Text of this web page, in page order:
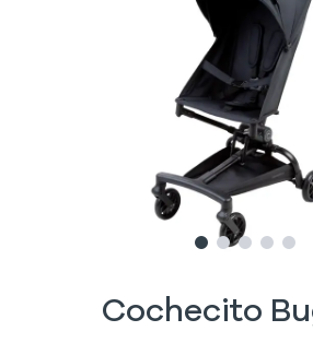
Slide1
Slide2
Slide3
Slide
Cochecito